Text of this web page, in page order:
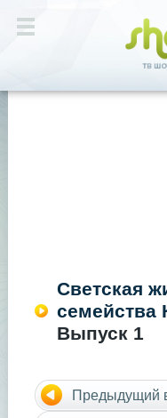
Светская
семейства
Выпуск 1
Предыдущий